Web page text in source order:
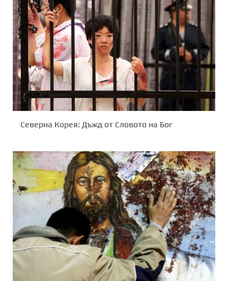
Северна Корея: Дъжд от Словото на Бог